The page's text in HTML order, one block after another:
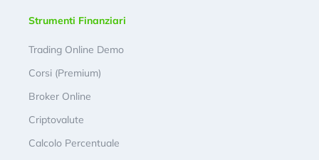
Strumenti Finanziari
Trading Online Demo
Corsi (Premium)
Broker Online
Criptovalute
Calcolo Percentuale